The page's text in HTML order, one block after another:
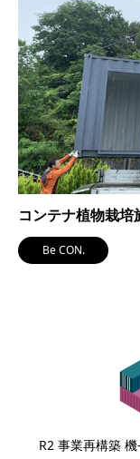
コンテナ植物栽培
Be CON.
R2 事業再構築